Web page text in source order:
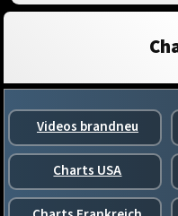
Videos brandneu
Charts USA